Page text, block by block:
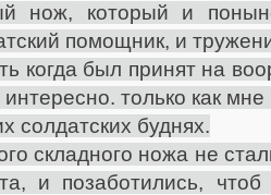
нож, который и
помощник, и
когда был принят на
только как
солдатских буднях.
складного ножа не
и позаботились,